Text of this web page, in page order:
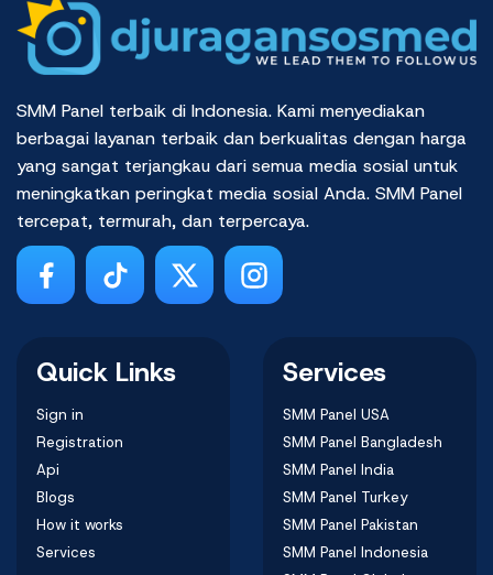
SMM Panel terbaik di Indonesia. Kami menyediakan
berbagai layanan terbaik dan berkualitas dengan harga
yang sangat terjangkau dari semua media sosial untuk
meningkatkan peringkat media sosial Anda. SMM Panel
tercepat, termurah, dan terpercaya.
Quick Links
Sign in
Registration
Api
Blogs
How it works
Services
Services
SMM Panel USA
SMM Panel Bangladesh
SMM Panel India
SMM Panel Turkey
SMM Panel Pakistan
SMM Panel Indonesia